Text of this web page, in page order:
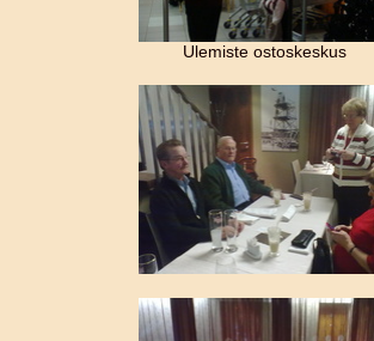
Ulemiste ostoskeskus